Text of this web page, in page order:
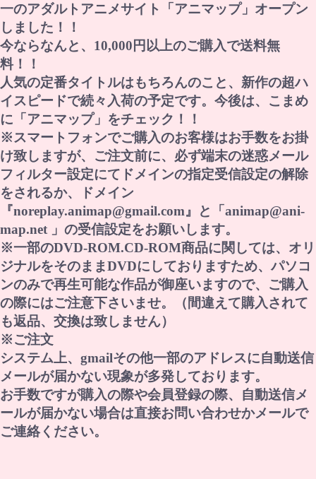
一のアダルトアニメサイト「アニマップ」オープン
しました！！
今ならなんと、10,000円以上のご購入で送料無
料！！
人気の定番タイトルはもちろんのこと、新作の超ハ
イスピードで続々入荷の予定です。今後は、こまめ
に「アニマップ」をチェック！！
※スマートフォンでご購入のお客様はお手数をお掛
け致しますが、ご注文前に、必ず端末の迷惑メール
フィルター設定にてドメインの指定受信設定の解除
をされるか、ドメイン
『noreplay.animap@gmail.com』と「animap@ani-
map.net 」の受信設定をお願いします。
※一部のDVD-ROM.CD-ROM商品に関しては、オリ
ジナルをそのままDVDにしておりますため、パソコ
ンのみで再生可能な作品が御座いますので、ご購入
の際にはご注意下さいませ。（間違えて購入されて
も返品、交換は致しません）
※ご注文
システム上、gmailその他一部のアドレスに自動送信
メールが届かない現象が多発しております。
お手数ですが購入の際や会員登録の際、自動送信メ
ールが届かない場合は直接お問い合わせかメールで
ご連絡ください。